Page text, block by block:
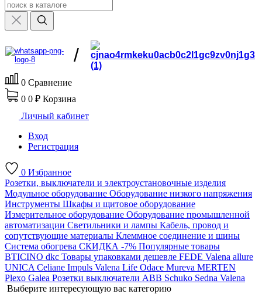
/
0 Сравнение
0 0 ₽ Корзина
Личный кабинет
Вход
Регистрация
0 Избранное
Розетки, выключатели и электроустановочные изделия
Модульное оборудование Оборудование низкого напряжения
Инструменты Шкафы и щитовое оборудование
Измерительное оборудование Оборудование промышленной
автоматизации Светильники и лампы Кабель, провод и
сопутствующие материалы Клеммное соединение и шины
Система обогрева СКИДКА -7% Популярные товары
BTICINO dkc Товары упаковками дешевле FEDE Valena allure
UNICA Celiane Impuls Valena Life Odace Mureva MERTEN
Plexo Galea Розетки выключатели ABB Schuko Sedna Valena
Выберите интересующую вас категорию